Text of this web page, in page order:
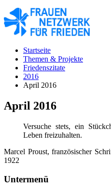
Startseite
Themen & Projekte
Friedenszitate
2016
April 2016
April 2016
Versuche stets, ein
Leben freizuhalten.
Marcel Proust, französischer
1922
Untermenü